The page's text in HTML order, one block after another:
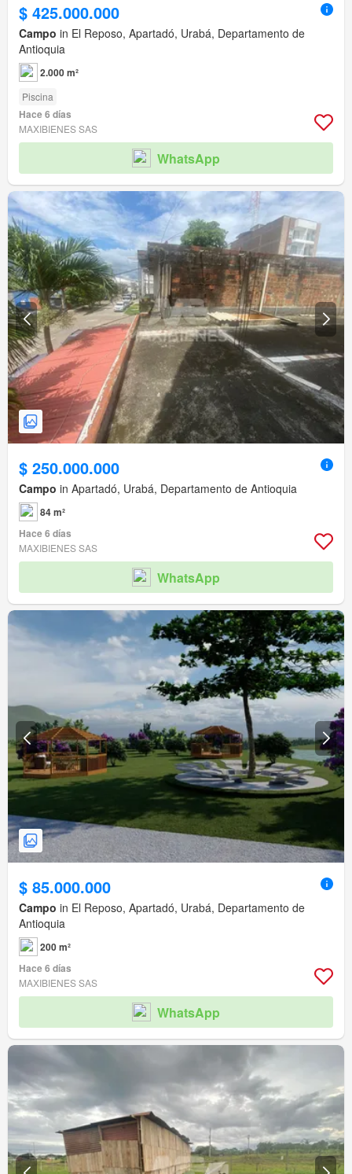
$ 425.000.000
Campo in El Reposo, Apartadó, Urabá, Departamento de
Antioquia
2.000 m²
Piscina
Hace 6 días
MAXIBIENES SAS
WhatsApp
$ 250.000.000
Campo in Apartadó, Urabá, Departamento de Antioquia
84 m²
Hace 6 días
MAXIBIENES SAS
WhatsApp
$ 85.000.000
Campo in El Reposo, Apartadó, Urabá, Departamento de
Antioquia
200 m²
Hace 6 días
MAXIBIENES SAS
WhatsApp